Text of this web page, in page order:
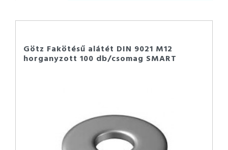
Götz Fakötésű alátét DIN 9021 M12
horganyzott 100 db/csomag SMART